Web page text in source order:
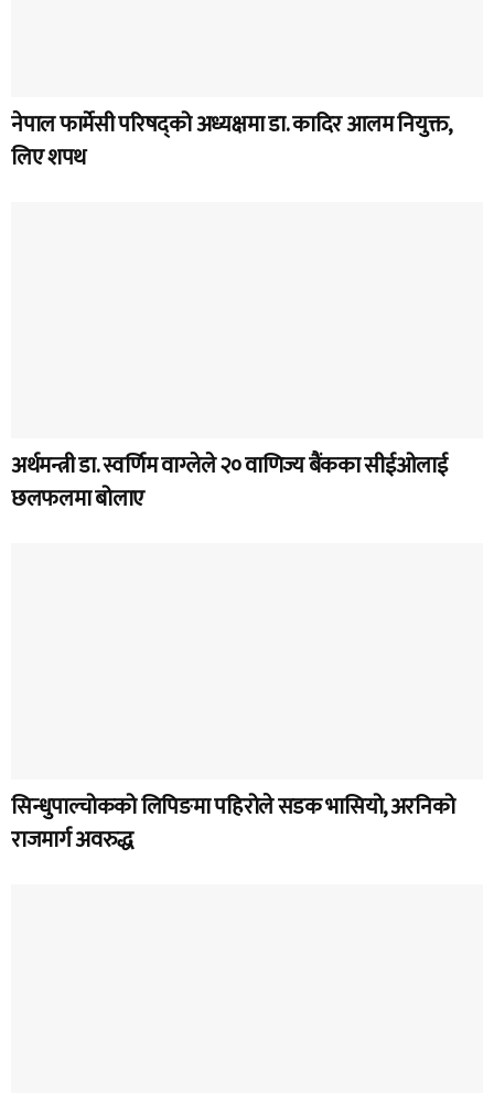
नेपाल फार्मेसी परिषद्को अध्यक्षमा डा. कादिर आलम नियुक्त,
लिए शपथ
अर्थमन्त्री डा. स्वर्णिम वाग्लेले २० वाणिज्य बैंकका सीईओलाई
छलफलमा बोलाए
सिन्धुपाल्चोकको लिपिङमा पहिरोले सडक भासियो, अरनिको
राजमार्ग अवरुद्ध